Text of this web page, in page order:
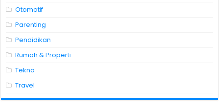
Otomotif
Parenting
Pendidikan
Rumah & Properti
Tekno
Travel